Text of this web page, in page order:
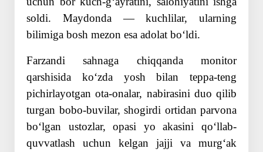
soldi. Maydonda — kuchlilar, ularning
bilimiga bosh mezon esa adolat boʻldi.
Farzandi sahnaga chiqqanda monitor
qarshisida koʻzda yosh bilan teppa-teng
pichirlayotgan ota-onalar, nabirasini duo qilib
turgan bobo-buvilar, shogirdi ortidan parvona
boʻlgan ustozlar, opasi yo akasini qoʻllab-
quvvatlash uchun kelgan jajji va murgʻak